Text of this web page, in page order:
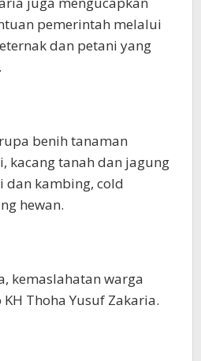
pemerintah melalui
dan petani yang
benih tanaman
kacang tanah dan jagung
dan kambing, cold
hewan.
kemaslahatan warga
Thoha Yusuf Zakaria.